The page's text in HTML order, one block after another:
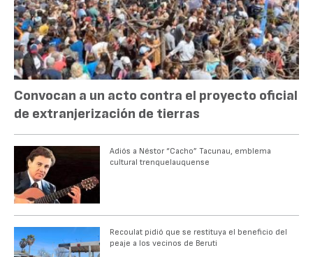
Convocan a un acto contra el proyecto oficial
de extranjerización de tierras
Adiós a Néstor “Cacho” Tacunau, emblema
cultural trenquelauquense
Recoulat pidió que se restituya el beneficio del
peaje a los vecinos de Beruti